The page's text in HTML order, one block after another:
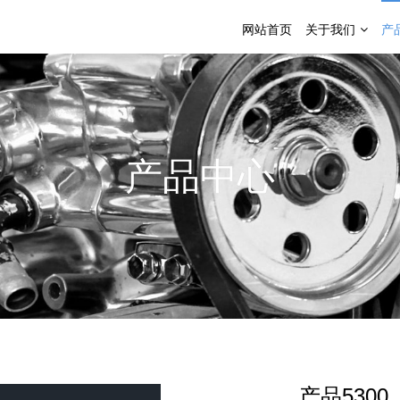
网站首页 关于我们 产
产品中心